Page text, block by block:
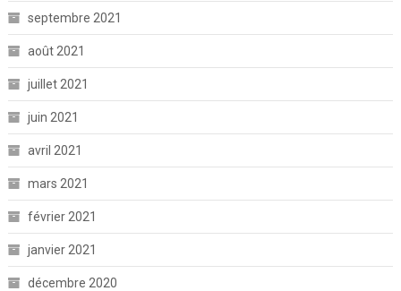
septembre 2021
août 2021
juillet 2021
juin 2021
avril 2021
mars 2021
février 2021
janvier 2021
décembre 2020